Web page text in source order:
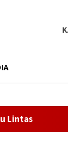
Warisan